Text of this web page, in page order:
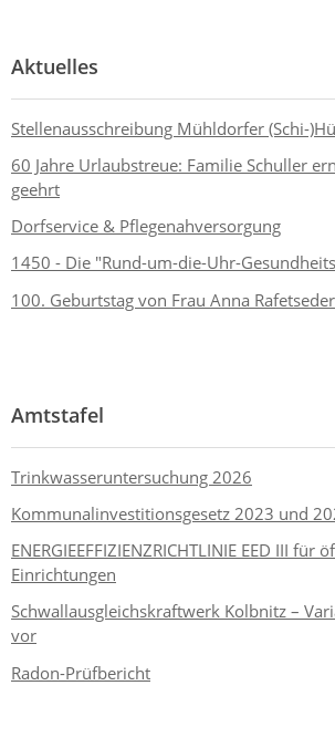
Aktuelles
Stellenausschreibung Mühldorfer (Schi-
60 Jahre Urlaubstreue: Familie Schuller
geehrt
Dorfservice & Pflegenahversorgung
1450 - Die "Rund-um-die-Uhr-
100. Geburtstag von Frau Anna Rafetseder
Amtstafel
Trinkwasseruntersuchung 2026
Kommunalinvestitionsgesetz 2023 und
ENERGIEEFFIZIENZRICHTLINIE EED III für
Einrichtungen
Schwallausgleichskraftwerk Kolbnitz –
vor
Radon-Prüfbericht